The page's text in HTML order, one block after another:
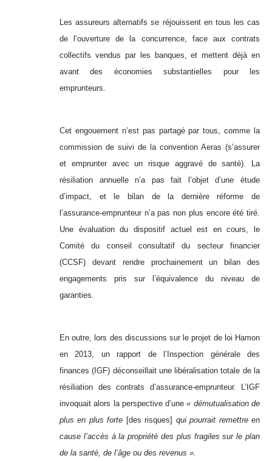
Les assureurs alternatifs se réjouissent en tous les cas
de l’ouverture de la concurrence, face aux contrats
collectifs vendus par les banques, et mettent déjà en
avant des économies substantielles pour les
emprunteurs.
Cet engouement n’est pas partagé par tous, comme la
commission de suivi de la convention Aeras (s’assurer
et emprunter avec un risque aggravé de santé). La
résiliation annuelle n’a pas fait l’objet d’une étude
d’impact, et le bilan de la dernière réforme de
l’assurance-emprunteur n’a pas non plus encore été tiré.
Une évaluation du dispositif actuel est en cours, le
Comité du conseil consultatif du secteur financier
(CCSF) devant rendre prochainement un bilan des
engagements pris sur l’équivalence du niveau de
garanties.
En outre, lors des discussions sur le projet de loi Hamon
en 2013, un rapport de l’Inspection générale des
finances (IGF) déconseillait une libéralisation totale de la
résiliation des contrats d’assurance-emprunteur. L’IGF
invoquait alors la perspective d’une« démutualisation de
plus en plus forte [des risques] qui pourrait remettre en
cause l’accès à la propriété des plus fragiles sur le plan
de la santé, de l’âge ou des revenus ».